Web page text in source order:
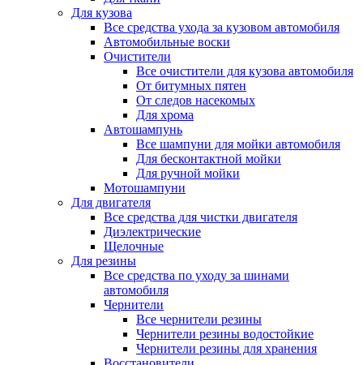
Для кузова
Все средства ухода за кузовом автомобиля
Автомобильные воски
Очистители
Все очистители для кузова автомобиля
От битумных пятен
От следов насекомых
Для хрома
Автошампунь
Все шампуни для мойки автомобиля
Для бесконтактной мойки
Для ручной мойки
Мотошампуни
Для двигателя
Все средства для чистки двигателя
Диэлектрические
Щелочные
Для резины
Все средства по уходу за шинами
автомобиля
Чернители
Все чернители резины
Чернители резины водостойкие
Чернители резины для хранения